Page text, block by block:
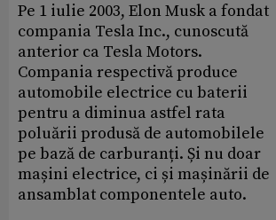
Pe 1 iulie 2003, Elon Musk a fondat
compania Tesla Inc., cunoscută
anterior ca Tesla Motors.
Compania respectivă produce
automobile electrice cu baterii
pentru a diminua astfel rata
poluării produsă de automobilele
pe bază de carburanți. Și nu doar
mașini electrice, ci și mașinării de
ansamblat componentele auto.